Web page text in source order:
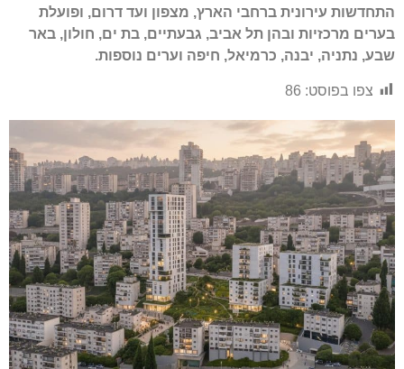
התחדשות עירונית ברחבי הארץ, מצפון ועד דרום, ופועלת
בערים מרכזיות ובהן תל אביב, גבעתיים, בת ים, חולון, באר
שבע, נתניה, יבנה, כרמיאל, חיפה וערים נוספות.
צפו בפוסט: 86